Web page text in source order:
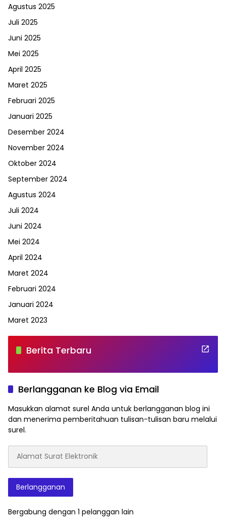
Agustus 2025
Juli 2025
Juni 2025
Mei 2025
April 2025
Maret 2025
Februari 2025
Januari 2025
Desember 2024
November 2024
Oktober 2024
September 2024
Agustus 2024
Juli 2024
Juni 2024
Mei 2024
April 2024
Maret 2024
Februari 2024
Januari 2024
Maret 2023
Berita Terbaru
Berlangganan ke Blog via Email
Masukkan alamat surel Anda untuk berlangganan blog ini
dan menerima pemberitahuan tulisan-tulisan baru melalui
surel.
Surat
Elektronik
Berlangganan
Bergabung dengan 1 pelanggan lain